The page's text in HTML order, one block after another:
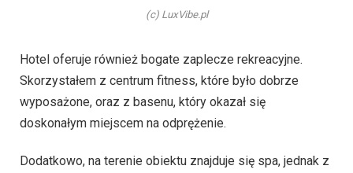
(c) LuxVibe.pl
Hotel oferuje również bogate zaplecze rekreacyjne.
Skorzystałem z centrum fitness, które było dobrze
wyposażone, oraz z basenu, który okazał się
doskonałym miejscem na odprężenie.
Dodatkowo, na terenie obiektu znajduje się spa, jednak z